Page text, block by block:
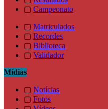
▢ Campeonato
▢ Matriculados
▢ Recordes
▢ Biblioteca
▢ Validador
Mídias
▢ Notícias
▢ Fotos